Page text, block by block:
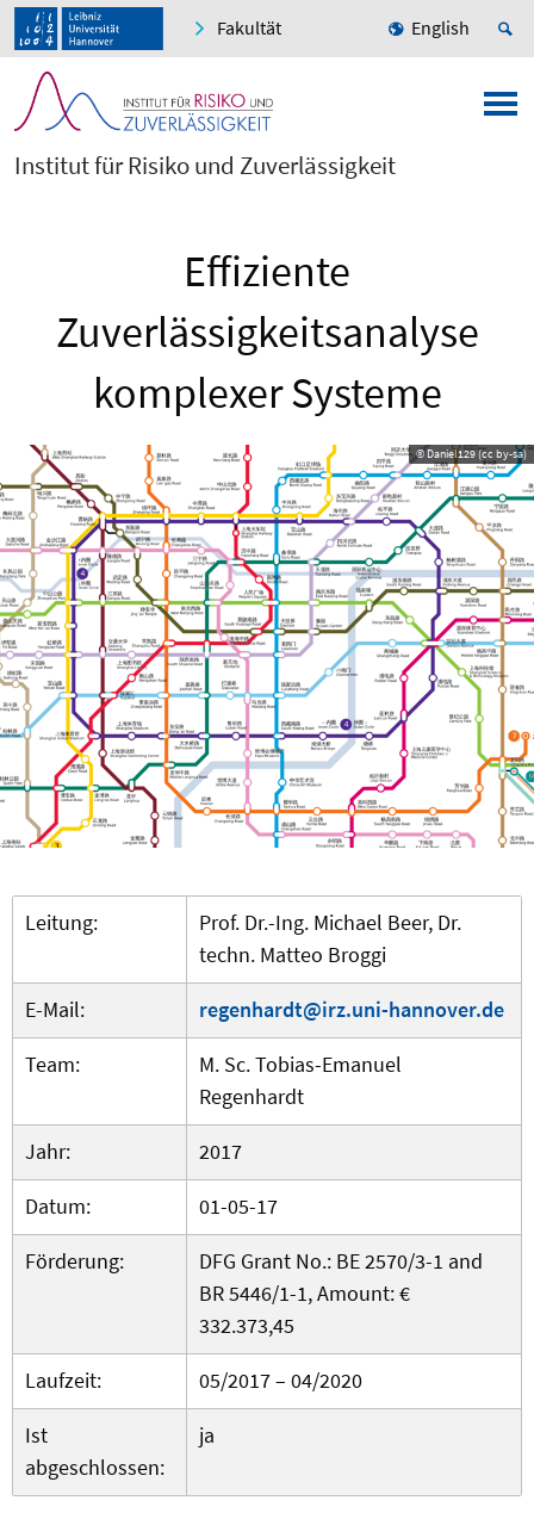
Fakultät English
Institut für Risiko und Zuverlässigkeit
Effiziente
Zuverlässigkeitsanalyse
komplexer Systeme
© Daniel129 (cc by-sa)
Leitung:
Prof. Dr.-Ing. Michael Beer, Dr.
techn. Matteo Broggi
E-Mail:
regenhardt@irz.uni-hannover.de
Team:
M. Sc. Tobias-Emanuel
Regenhardt
Jahr:
2017
Datum:
01-05-17
Förderung:
DFG Grant No.: BE 2570/3-1 and
BR 5446/1-1, Amount: €
332.373,45
Laufzeit:
05/2017 – 04/2020
Ist
abgeschlossen:
ja